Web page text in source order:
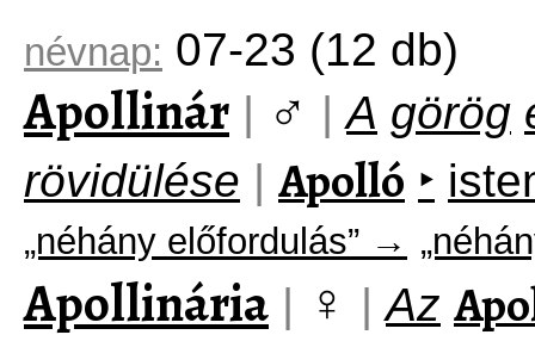
névnap: 07-23 (12 db)
Apollinár | ♂ | A görög
rövidülése | Apolló ‣
„néhány előfordulás” →
Apollinária | ♀ | Az